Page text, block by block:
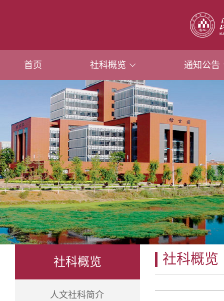
首页 社科概览 通知公告
社科概览
人文社科简介
社科概览